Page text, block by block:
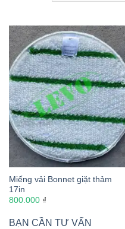
Miếng vải Bonnet giặt thảm
17in
800.000 ₫
BẠN CẦN TƯ VẤN